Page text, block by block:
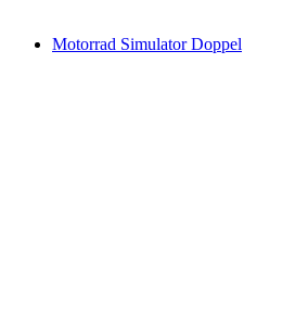
Motorrad Simulator Doppel